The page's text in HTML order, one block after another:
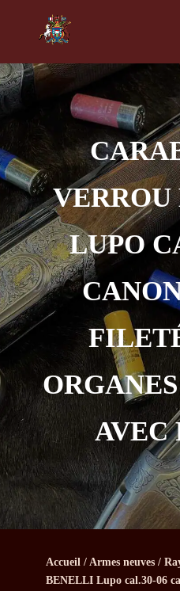
LUPO
AVEC
Accueil / Armes neuves /
BENELLI Lupo cal.30-06